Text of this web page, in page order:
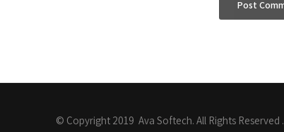
© Copyright 2019 Ava Softech. All Rights Reserved .